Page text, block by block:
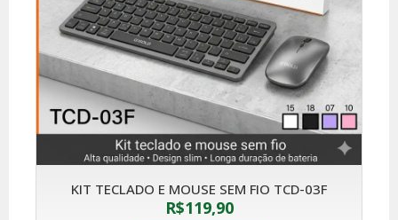
KIT TECLADO E MOUSE SEM FIO TCD-03F
R$119,90